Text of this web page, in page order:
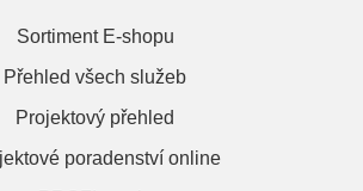
Sortiment E-shopu
Přehled všech služeb
Projektový přehled
poradenství online